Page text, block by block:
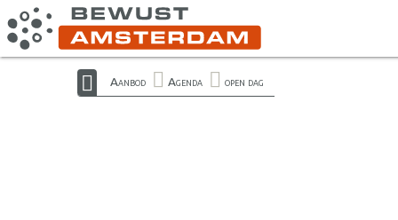
Aanbod Agenda open dag